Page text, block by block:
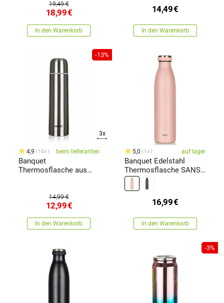
19,49 €
18,99€
In den Warenkorb
14,49€
In den Warenkorb
-13%
3x
4,9 10x beim lieferanten
Banquet
Thermosflasche aus
14,99 €
12,99€
In den Warenkorb
5,0 1x auf lager
Banquet Edelstahl
Thermosflasche SANS
750 ml, Lachs
16,99€
In den Warenkorb
-3%